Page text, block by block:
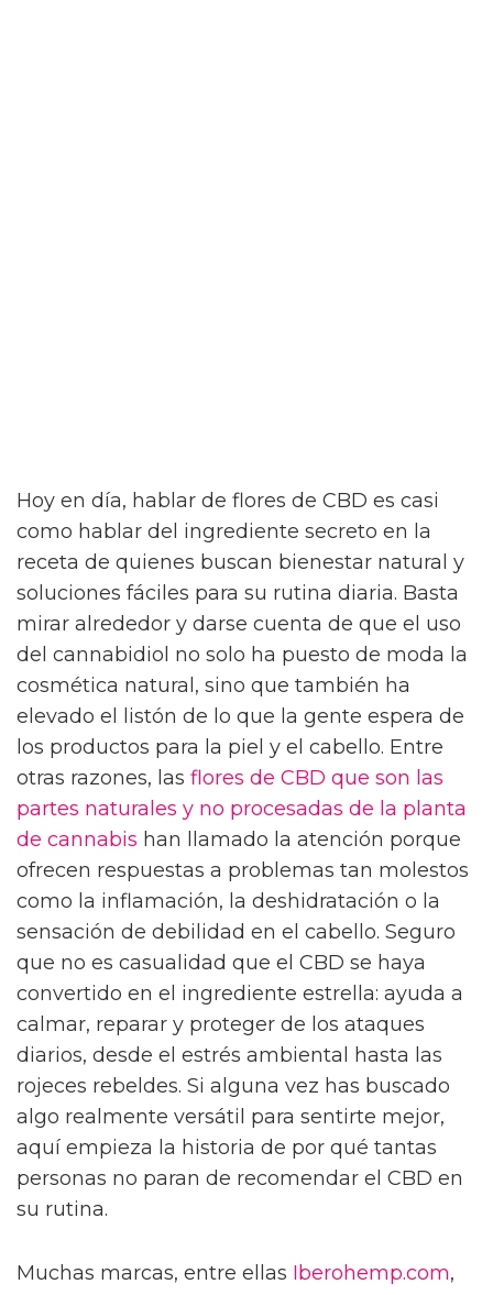
Hoy en día, hablar de flores de CBD es casi
como hablar del ingrediente secreto en la
receta de quienes buscan bienestar natural y
soluciones fáciles para su rutina diaria. Basta
mirar alrededor y darse cuenta de que el uso
del cannabidiol no solo ha puesto de moda la
cosmética natural, sino que también ha
elevado el listón de lo que la gente espera de
los productos para la piel y el cabello. Entre
otras razones, las flores de CBD que son las
partes naturales y no procesadas de la planta
de cannabis han llamado la atención porque
ofrecen respuestas a problemas tan molestos
como la inflamación, la deshidratación o la
sensación de debilidad en el cabello. Seguro
que no es casualidad que el CBD se haya
convertido en el ingrediente estrella: ayuda a
calmar, reparar y proteger de los ataques
diarios, desde el estrés ambiental hasta las
rojeces rebeldes. Si alguna vez has buscado
algo realmente versátil para sentirte mejor,
aquí empieza la historia de por qué tantas
personas no paran de recomendar el CBD en
su rutina.
Muchas marcas, entre ellas Iberohemp.com,